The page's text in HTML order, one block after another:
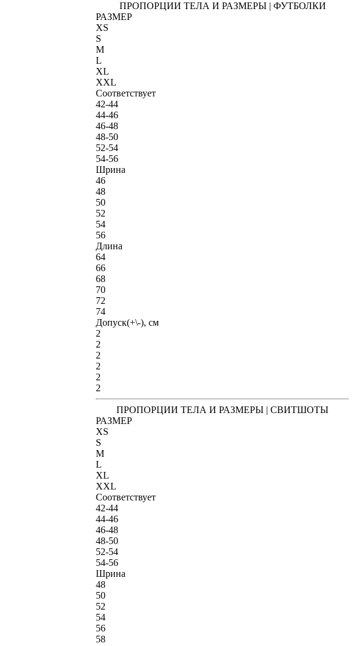
ПРОПОРЦИИ ТЕЛА И РАЗМЕРЫ | ФУТБОЛКИ
РАЗМЕР
XS
S
M
L
XL
XXL
Соответствует
42-44
44-46
46-48
48-50
52-54
54-56
Шрина
46
48
50
52
54
56
Длина
64
66
68
70
72
74
Допуск(+\-), см
2
2
2
2
2
2
ПРОПОРЦИИ ТЕЛА И РАЗМЕРЫ | СВИТШОТЫ
РАЗМЕР
XS
S
M
L
XL
XXL
Соответствует
42-44
44-46
46-48
48-50
52-54
54-56
Шрина
48
50
52
54
56
58